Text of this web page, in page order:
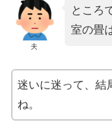
夫
ところ
室の畳
迷いに迷って、結
ね。